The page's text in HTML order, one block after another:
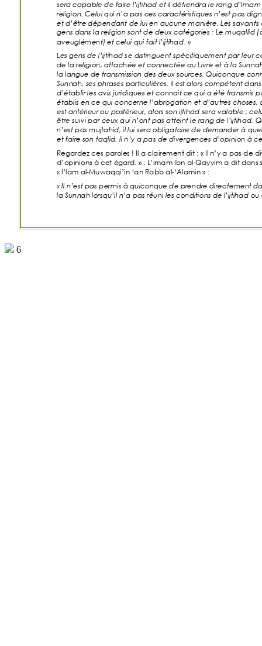
sera capable de faire l’ijtihad et il détiendra le rang
religion. Celui qui n’a pas ces caractéristiques n’est pas
et d’être dépendant de lui en aucune manière. Les savants
gens dans la religion sont de deux catégories : Le muqallid
aveuglément) et celui qui fait l’ijtihad. »
Les gens de l’ijtihad se distinguent spécifiquement par leur
de la religion, attachée et connectée au Livre et à la
la langue de transmission des deux sources. Quiconque
Sunnah, ses phrases particulières, il est alors compétent
d’établir les avis juridiques et connait ce qui a été transmis
établis en ce qui concerne l’abrogation et d’autres
est antérieur ou postérieur, alors son ijtihad sera valable ;
être suivi par ceux qui n’ont pas atteint le rang de l’ijtihad.
n’est pas mujtahid, il lui sera obligatoire de demander à
et faire son taqlid. Il n’y a pas de divergences d’opinion à
Regardez ces paroles ! Il a clairement dit : « Il n’y a pas de
d’opinions à cet égard. » ; L’imam Ibn al-Qayyim a dit dans
« I’lam al-Muwaqqi’in ‘an Rabb al-‘Alamin » :
« Il n’est pas permis à quiconque de prendre directement
la Sunnah lorsqu’il n’a pas réuni les conditions de l’ijtihad ou
6